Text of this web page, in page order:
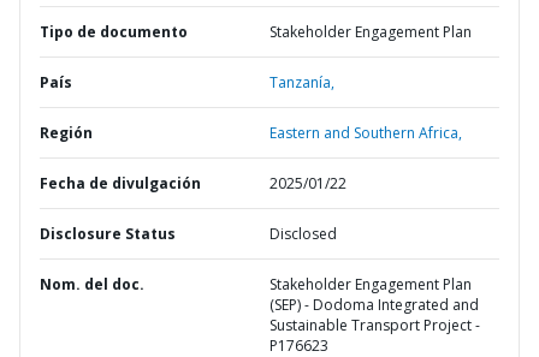
Tipo de documento Stakeholder Engagement Plan
País Tanzanía,
Región Eastern and Southern Africa,
Fecha de divulgación 2025/01/22
Disclosure Status Disclosed
Nom. del doc.
Stakeholder Engagement Plan
(SEP) - Dodoma Integrated and
Sustainable Transport Project -
P176623